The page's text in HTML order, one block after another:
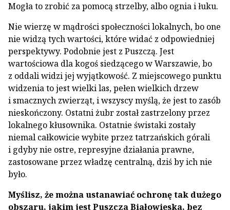
Mogła to zrobić za pomocą strzelby, albo ognia i łuku.
Nie wierzę w mądrości społeczności lokalnych, bo one
nie widzą tych wartości, które widać z odpowiedniej
perspektywy. Podobnie jest z Puszczą. Jest
wartościowa dla kogoś siedzącego w Warszawie, bo
z oddali widzi jej wyjątkowość. Z miejscowego punktu
widzenia to jest wielki las, pełen wielkich drzew
i smacznych zwierząt, i wszyscy myślą, że jest to zasób
nieskończony. Ostatni żubr został zastrzelony przez
lokalnego kłusownika. Ostatnie świstaki zostały
niemal całkowicie wybite przez tatrzańskich górali
i gdyby nie ostre, represyjne działania prawne,
zastosowane przez władzę centralną, dziś by ich nie
było.
Myślisz, że można ustanawiać ochronę tak dużego
obszaru, jakim jest Puszcza Białowieska, bez